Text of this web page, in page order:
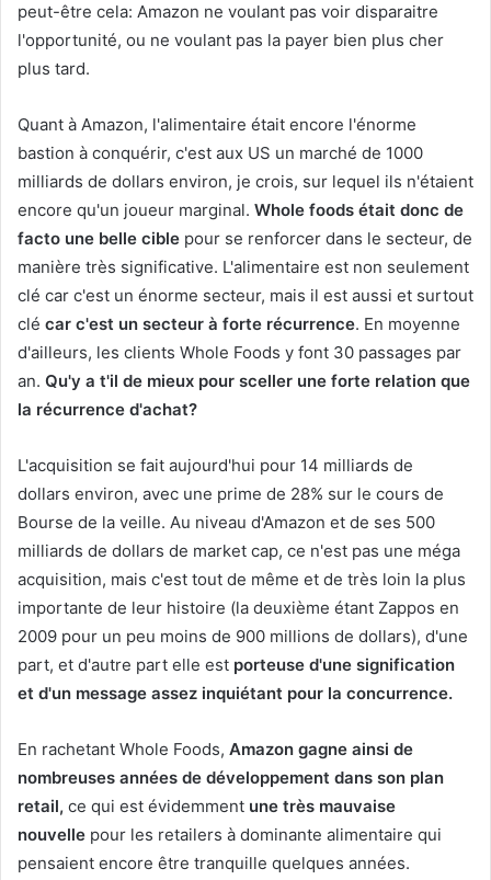
peut-être cela: Amazon ne voulant pas voir disparaitre
l'opportunité, ou ne voulant pas la payer bien plus cher
plus tard.
Quant à Amazon, l'alimentaire était encore l'énorme
bastion à conquérir, c'est aux US un marché de 1000
milliards de dollars environ, je crois, sur lequel ils n'étaient
encore qu'un joueur marginal. Whole foods était donc de
facto une belle cible pour se renforcer dans le secteur, de
manière très significative. L'alimentaire est non seulement
clé car c'est un énorme secteur, mais il est aussi et surtout
clé car c'est un secteur à forte récurrence. En moyenne
d'ailleurs, les clients Whole Foods y font 30 passages par
an. Qu'y a t'il de mieux pour sceller une forte relation que
la récurrence d'achat?
L'acquisition se fait aujourd'hui pour 14 milliards de
dollars environ, avec une prime de 28% sur le cours de
Bourse de la veille. Au niveau d'Amazon et de ses 500
milliards de dollars de market cap, ce n'est pas une méga
acquisition, mais c'est tout de même et de très loin la plus
importante de leur histoire (la deuxième étant Zappos en
2009 pour un peu moins de 900 millions de dollars), d'une
part, et d'autre part elle est porteuse d'une signification
et d'un message assez inquiétant pour la concurrence.
En rachetant Whole Foods, Amazon gagne ainsi de
nombreuses années de développement dans son plan
retail, ce qui est évidemment une très mauvaise
nouvelle pour les retailers à dominante alimentaire qui
pensaient encore être tranquille quelques années.